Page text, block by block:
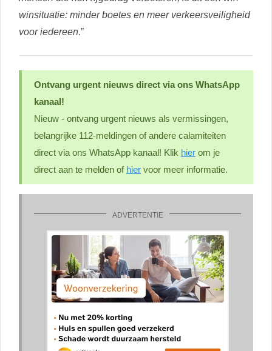
winsituatie: minder boetes en meer verkeersveiligheid
voor iedereen.”
Ontvang urgent nieuws direct via ons WhatsApp
kanaal!
Nieuw - ontvang urgent nieuws als vermissingen,
belangrijke 112-meldingen of andere calamiteiten
direct via ons WhatsApp kanaal! Klik hier om je
direct aan te melden of hier voor meer informatie.